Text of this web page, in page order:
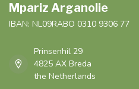
Mpariz Arganolie
IBAN: NL09RABO 0310 9306 77
Prinsenhil 29
4825 AX Breda
the Netherlands